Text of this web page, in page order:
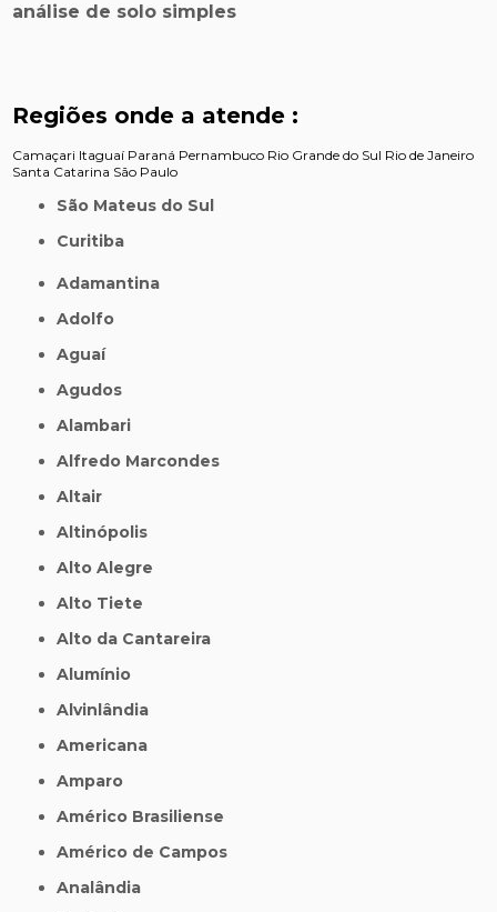
análise de solo simples
Regiões onde a atende :
Camaçari Itaguaí Paraná Pernambuco Rio Grande do Sul Rio de Janeiro
Santa Catarina São Paulo
São Mateus do Sul
Curitiba
Adamantina
Adolfo
Aguaí
Agudos
Alambari
Alfredo Marcondes
Altair
Altinópolis
Alto Alegre
Alto Tiete
Alto da Cantareira
Alumínio
Alvinlândia
Americana
Amparo
Américo Brasiliense
Américo de Campos
Analândia